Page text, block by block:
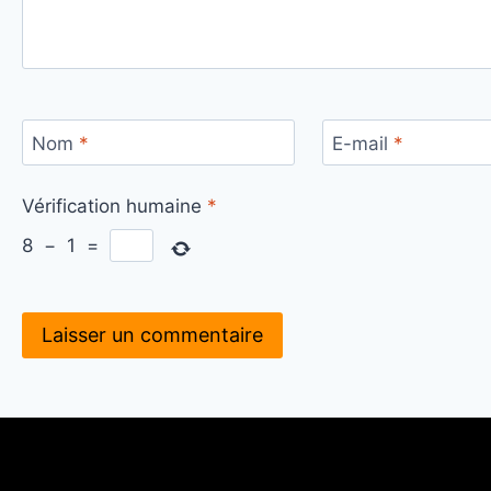
Nom * E-mail *
Vérification humaine *
8 − 1 =